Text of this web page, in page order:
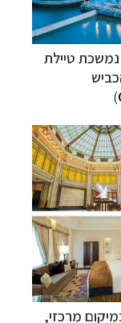
טיילת
לרשימת יעדים »
זילנד לחצו לרשימת